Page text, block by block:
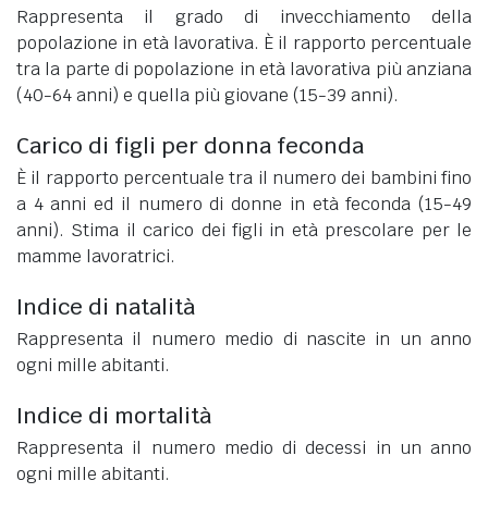
Rappresenta il grado di invecchiamento della
popolazione in età lavorativa. È il rapporto percentuale
tra la parte di popolazione in età lavorativa più anziana
(40-64 anni) e quella più giovane (15-39 anni).
Carico di figli per donna feconda
È il rapporto percentuale tra il numero dei bambini fino
a 4 anni ed il numero di donne in età feconda (15-49
anni). Stima il carico dei figli in età prescolare per le
mamme lavoratrici.
Indice di natalità
Rappresenta il numero medio di nascite in un anno
ogni mille abitanti.
Indice di mortalità
Rappresenta il numero medio di decessi in un anno
ogni mille abitanti.